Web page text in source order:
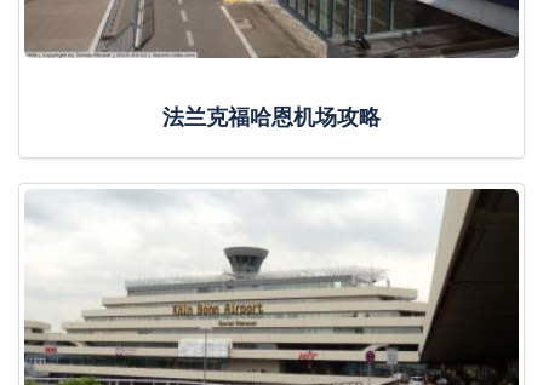
法兰克福哈恩机场攻略